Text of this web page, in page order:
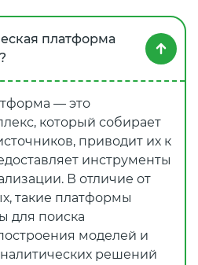
платформа
— это
который собирает
приводит их к
инструменты
В отличие от
такие платформы
для поиска
моделей и
решений